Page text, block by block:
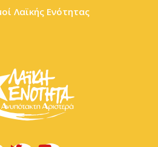
Λαϊκής Ενότητας